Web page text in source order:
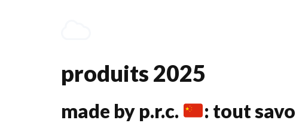
produits 2025
made by p.r.c.
: tout